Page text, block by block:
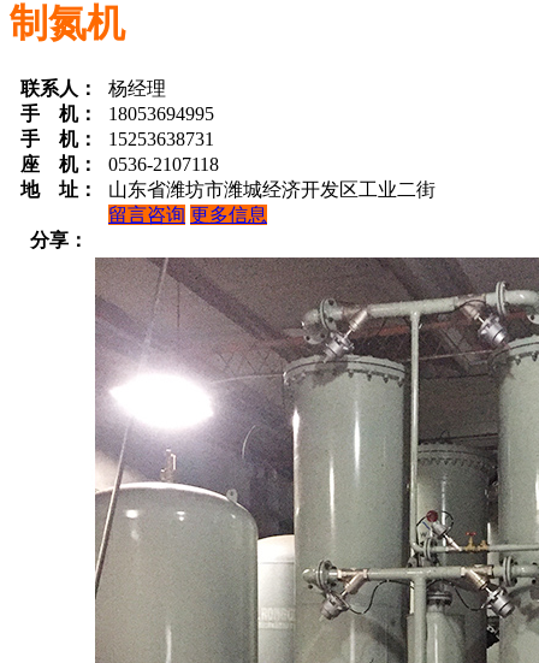
制氮机
联系人：
杨经理
手 机：
18053694995
手 机：
15253638731
座 机：
0536-2107118
地 址：
山东省潍坊市潍城经济开发区工业二街
留言咨询 更多信息
分享：